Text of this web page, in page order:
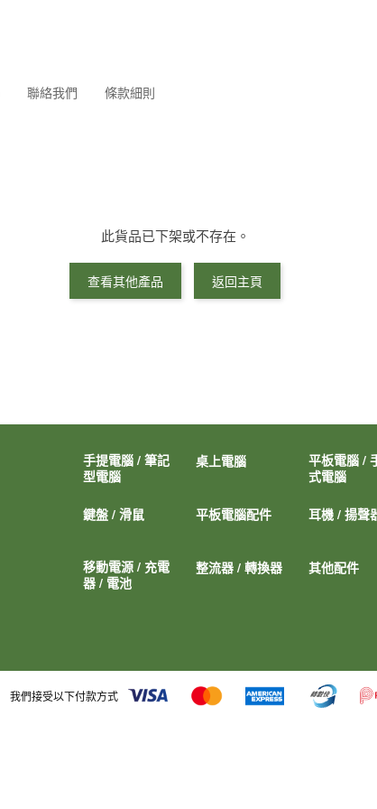
聯絡我們 條款細則
此貨品已下架或不存在。
查看其他產品 返回主頁
手提電腦 / 筆記
型電腦
桌上電腦
平板電腦 /
式電腦
鍵盤 / 滑鼠 平板電腦配件 耳機 / 揚聲
移動電源 / 充電
器 / 電池
整流器 / 轉換器 其他配件
我們接受以下付款方式